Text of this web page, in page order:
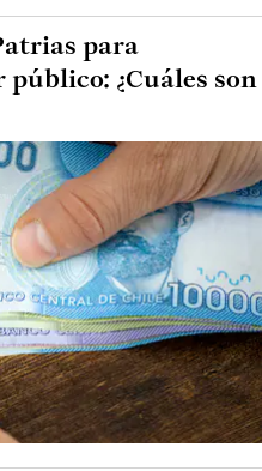
para
¿Cuáles son